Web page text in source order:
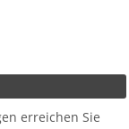
erreichen Sie